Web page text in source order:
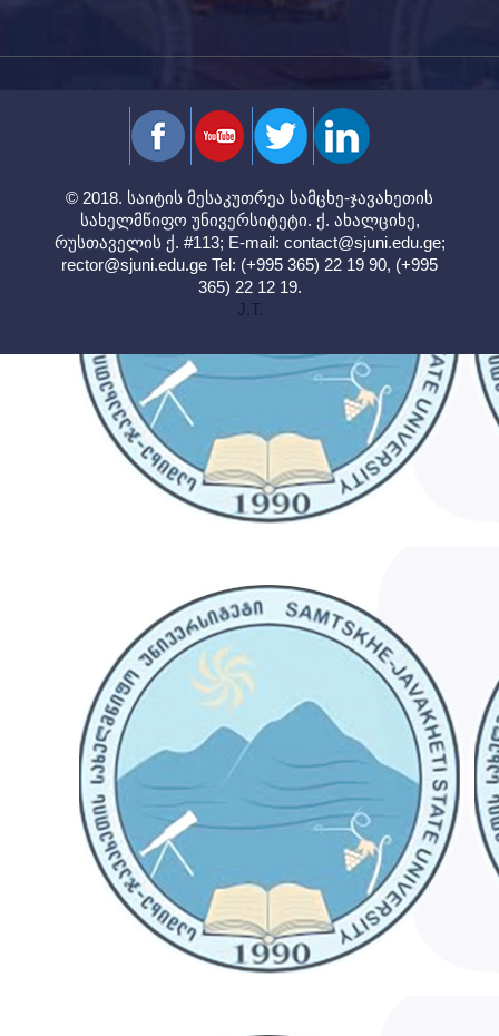
© 2018. საიტის მესაკუთრეა სამცხე-ჯავახეთის
სახელმწიფო უნივერსიტეტი. ქ. ახალციხე,
რუსთაველის ქ. #113; E-mail: contact@sjuni.edu.ge;
rector@sjuni.edu.ge Tel: (+995 365) 22 19 90, (+995
365) 22 12 19.
J.T.